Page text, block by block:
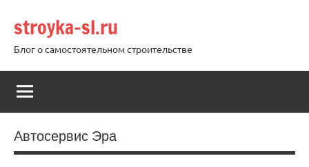
содержимому
stroyka-sl.ru
Блог о самостоятельном строительстве
Автосервис Эра